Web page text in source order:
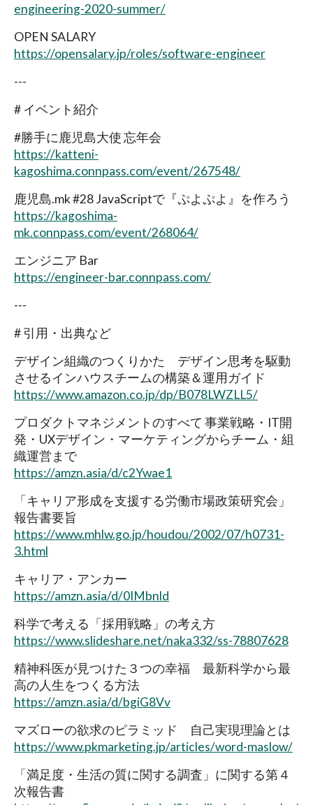
engineering-2020-summer/
OPEN SALARY
https://opensalary.jp/roles/software-engineer
---
# イベント紹介
#勝手に鹿児島大使 忘年会
https://katteni-
kagoshima.connpass.com/event/267548/
鹿児島.mk #28 JavaScriptで『ぷよぷよ』を作ろう
https://kagoshima-
mk.connpass.com/event/268064/
エンジニア Bar
https://engineer-bar.connpass.com/
---
# 引用・出典など
デザイン組織のつくりかた デザイン思考を駆動
させるインハウスチームの構築＆運用ガイド
https://www.amazon.co.jp/dp/B078LWZLL5/
プロダクトマネジメントのすべて 事業戦略・IT開
発・UXデザイン・マーケティングからチーム・組
織運営まで
https://amzn.asia/d/c2Ywae1
「キャリア形成を支援する労働市場政策研究会」
報告書要旨
https://www.mhlw.go.jp/houdou/2002/07/h0731-
3.html
キャリア・アンカー
https://amzn.asia/d/0IMbnld
科学で考える「採用戦略」の考え方
https://www.slideshare.net/naka332/ss-78807628
精神科医が見つけた３つの幸福 最新科学から最
高の人生をつくる方法
https://amzn.asia/d/bgiG8Vv
マズローの欲求のピラミッド 自己実現理論とは
https://www.pkmarketing.jp/articles/word-maslow/
「満足度・生活の質に関する調査」に関する第４
次報告書